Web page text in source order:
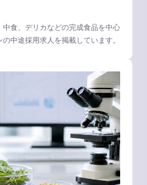
食、デリカなどの完成食品を中心
中途採用求人を掲載しています。